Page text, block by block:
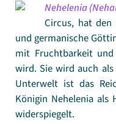
Nehelenia
Circus, hat
und germanische
mit Fruchtbarkeit
wird. Sie wird auch
Unterwelt ist das
Königin Nehelenia als
widerspiegelt.